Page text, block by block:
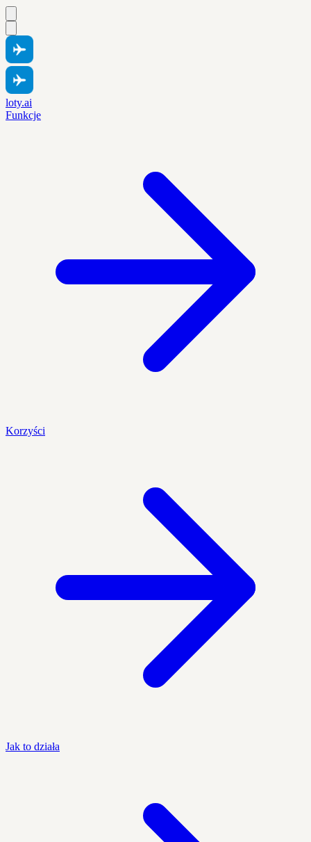
loty.ai
Funkcje
Korzyści
Jak to działa